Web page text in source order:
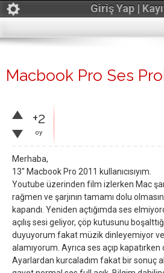
Giriş Yap |
Macbook Pro Ses
+2
oy
Merhaba,
13" Macbook Pro 2011 kullanıcısıyım.
Youtube üzerinden film izlerken Mac
rağmen ve şarjının tamamı dolu
kapandı. Yeniden açtığımda ses
açılış sesi geliyor, çöp kutusunu
duyuyorum fakat müzik dinleyemiyor
alamıyorum. Ayrıca ses açıp
Ayarlardan kurcaladım fakat bir sonuç